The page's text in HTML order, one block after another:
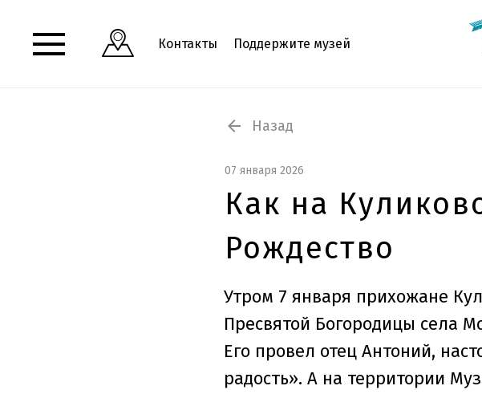
Контакты Поддержите музей
Назад
07 января 2026
Как на
Рождество
Утром 7 января прихожане
Пресвятой Богородицы села
Его провел отец Антоний,
радость». А на территории